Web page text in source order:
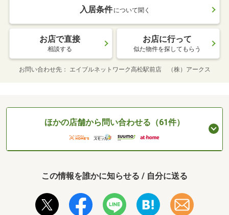
入居条件 について聞く
お店で直接
相談する
お店に行って
似た物件を探してもらう
お問い合わせ先 エイブルネットワーク高松駅前店 （株）アークス
ほかの店舗から問い合わせる（61件）
この情報を誰かに知らせる / 自分に送る